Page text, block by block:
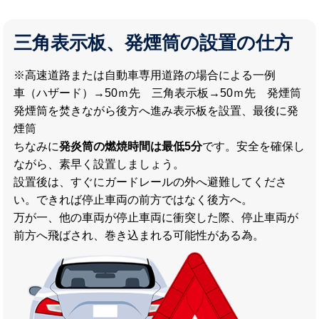
三角表示板、発煙筒の設置の仕方
※高速道路または自動車専用道路の場合による一例
車（ハザード）→50ｍ先 三角表示板→50ｍ先 発煙筒
発煙筒を焚きながら後方へ進み表示板を設置、最後に発
煙筒
ちなみに発炎筒の燃焼時間は最低5分です。安全を確保し
ながら、素早く設置しましょう。
設置後は、すぐにガードレールの外へ避難してくださ
い。できれば停止車両の前方ではなく後方へ。
万が一、他の車両が停止車両に衝突した際、停止車両が
前方へ飛ばされ、巻き込まれる可能性がある為。